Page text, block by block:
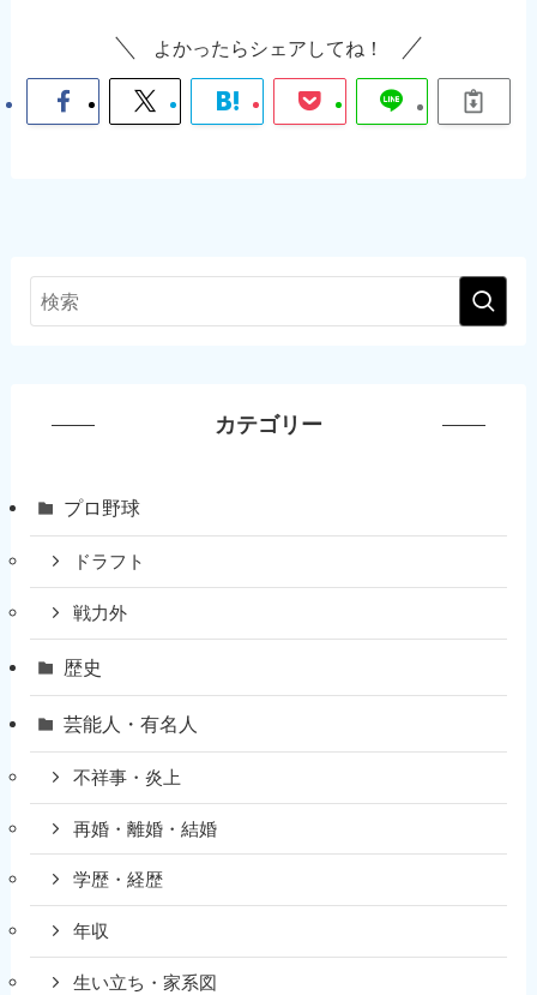
よかったらシェアしてね！
カテゴリー
プロ野球
ドラフト
戦力外
歴史
芸能人・有名人
不祥事・炎上
再婚・離婚・結婚
学歴・経歴
年収
生い立ち・家系図